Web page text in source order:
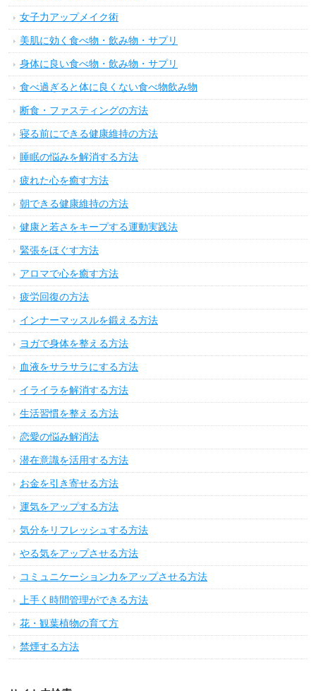
女子力アップメイク術
美肌に効く食べ物・飲み物・サプリ
身体に良い食べ物・飲み物・サプリ
食べ過ぎると体に良くない食べ物飲み物
断食・ファスティングの方法
寝る前にできる健康維持の方法
睡眠の悩みを解消する方法
疲れた心を癒す方法
朝できる健康維持の方法
健康と若さをキープする運動実践法
緊張をほぐす方法
アロマで心を癒す方法
疲労回復の方法
インナーマッスルを鍛える方法
ヨガで身体を整える方法
血液をサラサラにする方法
イライラを解消する方法
生活習慣を整える方法
恋愛の悩み解消法
潜在意識を活用する方法
お金を引き寄せる方法
運気をアップする方法
気分をリフレッシュする方法
やる気をアップさせる方法
コミュニケーション力をアップさせる方法
上手く時間管理ができる方法
花・観葉植物の育て方
禁煙する方法